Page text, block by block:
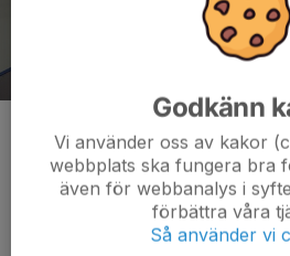
Kommentarer
Godkänn
Vi använder oss av kakor
webbplats ska fungera bra
även för webbanalys i
förbättra våra
Så använder vi